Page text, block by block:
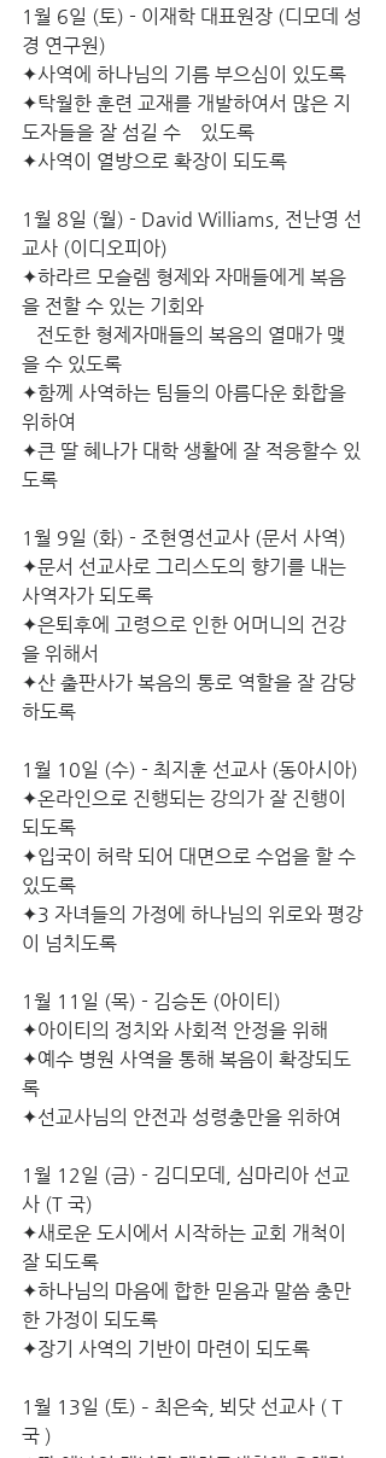
1월 6일 (토) - 이재학 대표원장 (디모데 성
경 연구원)
✦사역에 하나님의 기름 부으심이 있도록
✦탁월한 훈련 교재를 개발하여서 많은 지
도자들을 잘 섬길 수    있도록
✦사역이 열방으로 확장이 되도록
1월 8일 (월) - David Williams, 전난영 선
교사 (이디오피아)
✦하라르 모슬렘 형제와 자매들에게 복음
을 전할 수 있는 기회와
전도한 형제자매들의 복음의 열매가 맺
을 수 있도록
✦함께 사역하는 팀들의 아름다운 화합을
위하여
✦큰 딸 혜나가 대학 생활에 잘 적응할수 있
도록
1월 9일 (화) - 조현영선교사 (문서 사역)
✦문서 선교사로 그리스도의 향기를 내는
사역자가 되도록
✦은퇴후에 고령으로 인한 어머니의 건강
을 위해서
✦산 출판사가 복음의 통로 역할을 잘 감당
하도록
1월 10일 (수) - 최지훈 선교사 (동아시아)
✦온라인으로 진행되는 강의가 잘 진행이
되도록
✦입국이 허락 되어 대면으로 수업을 할 수
있도록
✦3 자녀들의 가정에 하나님의 위로와 평강
이 넘치도록
1월 11일 (목) - 김승돈 (아이티)
✦아이티의 정치와 사회적 안정을 위해
✦예수 병원 사역을 통해 복음이 확장되도
록
✦선교사님의 안전과 성령충만을 위하여
1월 12일 (금) - 김디모데, 심마리아 선교
사 (T 국)
✦새로운 도시에서 시작하는 교회 개척이
잘 되도록
✦하나님의 마음에 합한 믿음과 말씀 충만
한 가정이 되도록
✦장기 사역의 기반이 마련이 되도록
1월 13일 (토) – 최은숙, 뵈닷 선교사 ( T
국 )